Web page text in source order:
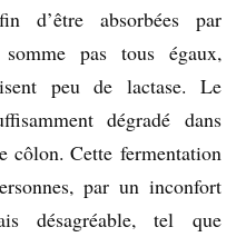
d’être absorbées par
pas tous égaux,
peu de lactase. Le
dégradé dans
côlon. Cette fermentation
par un inconfort
désagréable, tel que